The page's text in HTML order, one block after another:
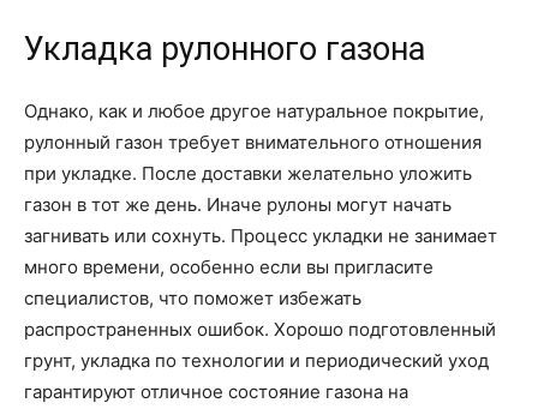
Укладка рулонного газона
Однако, как и любое другое натуральное покрытие,
рулонный газон требует внимательного отношения
при укладке. После доставки желательно уложить
газон в тот же день. Иначе рулоны могут начать
загнивать или сохнуть. Процесс укладки не занимает
много времени, особенно если вы пригласите
специалистов, что поможет избежать
распространенных ошибок. Хорошо подготовленный
грунт, укладка по технологии и периодический уход
гарантируют отличное состояние газона на